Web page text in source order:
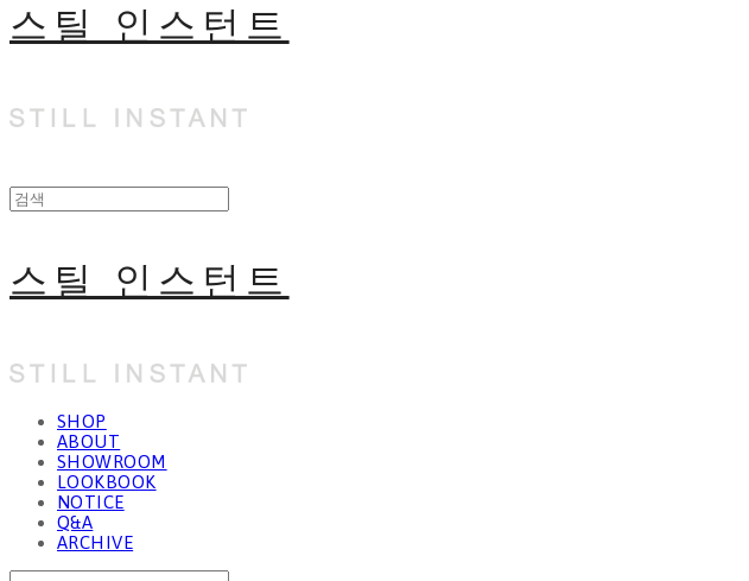
스틸 인스턴트
스틸 인스턴트
SHOP
ABOUT
SHOWROOM
LOOKBOOK
NOTICE
Q&A
ARCHIVE